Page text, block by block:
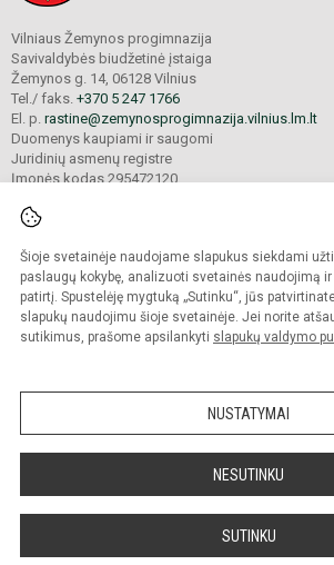
Šioje svetainėje naudojame slapukus siekdami
paslaugų kokybę, analizuoti svetainės naudojimą
patirtį. Spustelėję mygtuką „Sutinku“, jūs
slapukų naudojimu šioje svetainėje. Jei norite
sutikimus, prašome apsilankyti slapukų valdymo
NUSTATYMAI
NESUTINKU
SUTINKU
Vilniaus Žemynos progimnazija
Savivaldybės biudžetinė įstaiga
Žemynos g. 14, 06128 Vilnius
Tel./ faks. +370 5 247 1766
El. p. rastine@zemynosprogimnazija.vilnius.lm.lt
Duomenys kaupiami ir saugomi
Juridinių asmenų registre
Įmonės kodas 295472120
© 2024. Vilniaus Žemynos progimnazija.
Kopijuoti turinį be raštiško įstaigos administracijos
Prieinamumo paraiška Slapukų
Sumanus būdas atnaujinti